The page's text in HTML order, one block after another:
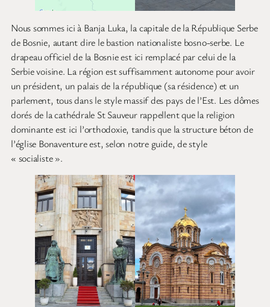
Nous sommes ici à Banja Luka, la capitale de la République Serbe
de Bosnie, autant dire le bastion nationaliste bosno-serbe. Le
drapeau officiel de la Bosnie est ici remplacé par celui de la
Serbie voisine. La région est suffisamment autonome pour avoir
un président, un palais de la république (sa résidence) et un
parlement, tous dans le style massif des pays de l’Est. Les dômes
dorés de la cathédrale St Sauveur rappellent que la religion
dominante est ici l’orthodoxie, tandis que la structure béton de
l’église Bonaventure est, selon notre guide, de style
« socialiste ».